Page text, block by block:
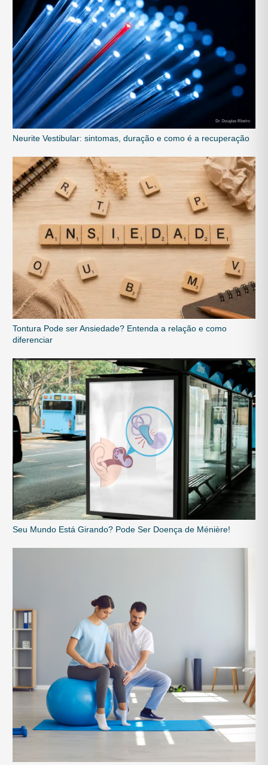
Neurite Vestibular: sintomas, duração e como é a recuperação
Tontura Pode ser Ansiedade? Entenda a relação e como
diferenciar
Seu Mundo Está Girando? Pode Ser Doença de Ménière!